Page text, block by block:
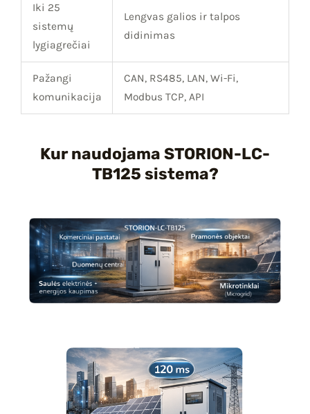
Iki 25
sistemų
lygiagrečiai
Lengvas galios ir talpos
didinimas
Pažangi
komunikacija
CAN, RS485, LAN, Wi-Fi,
Modbus TCP, API
Kur naudojama STORION-LC-
TB125 sistema?